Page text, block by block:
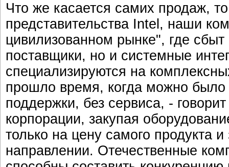
Что же касается самих продаж,
представительства Intel, наши
цивилизованном рынке", где
поставщики, но и системные
специализируются на
прошло время, когда можно было
поддержки, без сервиса, -
корпорации, закупая
только на цену самого продукта
направлении. Отечественные